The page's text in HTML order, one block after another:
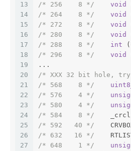
13
14
15
16
17
18
19
20
21
22
23
24
25
26
27
/* 256    8 */
void
/* 264    8 */
void
/* 272    8 */
void
/* 280    8 */
void
/* 288    8 */
int
/* 296    8 */
void
...
/* XXX 32 bit hole,
/* 568    8 */
/* 576    4 */
/* 580    4 */
/* 584    8 */
/* 592   40 */
/* 632   16 */
/* 648    1 */